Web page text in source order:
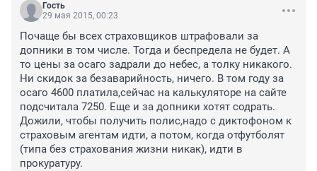
Гость
29 мая 2015, 00:23
Почаще бы всех страховщиков штрафовали за
допники в том числе. Тогда и беспредела не будет. А
то цены за осаго задрали до небес, а толку никакого.
Ни скидок за безаварийность, ничего. В том году за
осаго 4600 платила,сейчас на калькуляторе на сайте
подсчитала 7250. Еще и за допники хотят содрать.
Дожили, чтобы получить полис,надо с диктофоном к
страховым агентам идти, а потом, когда отфутболят
(типа без страхования жизни никак), идти в
прокуратуру.